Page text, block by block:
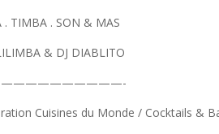
. TIMBA . SON & MAS
& DJ DIABLITO
Cuisines du Monde / Cocktails &